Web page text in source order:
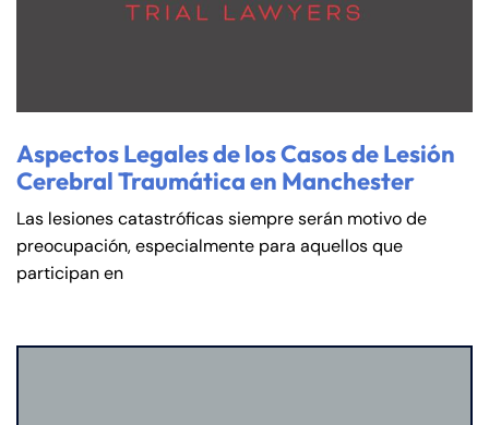
Aspectos Legales de los Casos de Lesión
Cerebral Traumática en Manchester
Las lesiones catastróficas siempre serán motivo de
preocupación, especialmente para aquellos que
participan en